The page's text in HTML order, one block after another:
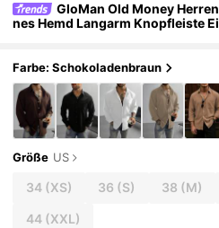
GloMan Old Money
nes Hemd Langarm Knopfleiste
Farbe: Schokoladenbraun
Größe US
34(XS) 36 (S) 38 (M)
44(XXL)